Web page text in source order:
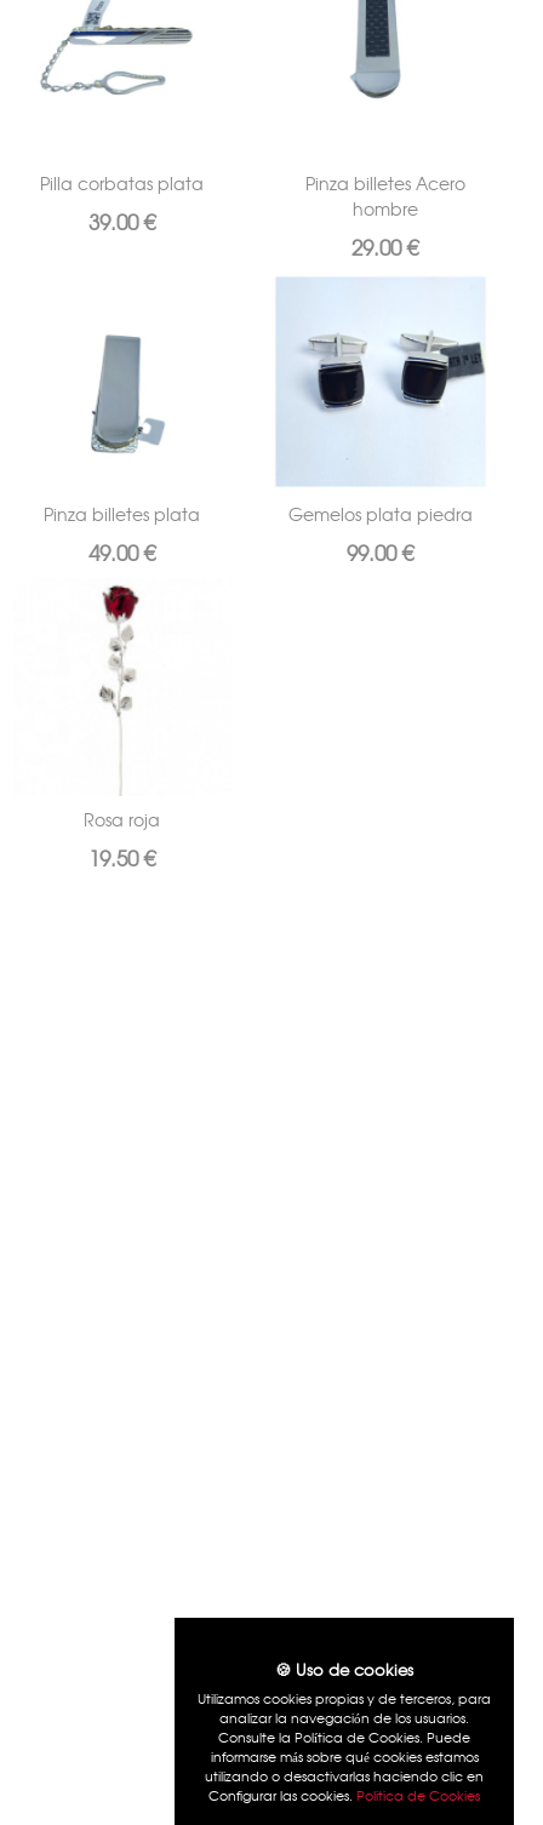
Pilla corbatas plata
39.00 €
Pinza billetes Acero
hombre
29.00 €
Pinza billetes plata
49.00 €
Gemelos plata piedra
99.00 €
Rosa roja
19.50 €
🍪 Uso de cookies
Utilizamos cookies propias y de terceros, para
analizar la navegación de los usuarios.
Consulte la Política de Cookies. Puede
informarse más sobre qué cookies estamos
utilizando o desactivarlas haciendo clic en
Configurar las cookies. Politica de Cookies